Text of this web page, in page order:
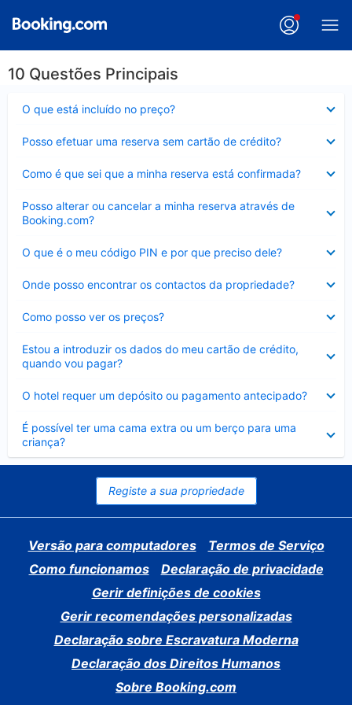
10 Questões Principais
O que está incluído no preço?
fechado
Posso efetuar uma reserva sem cartão de crédito?
fechado
Como é que sei que a minha reserva está confirmada?
fechado
Posso alterar ou cancelar a minha reserva através de
Booking.com?
fechado
O que é o meu código PIN e por que preciso dele?
fechado
Onde posso encontrar os contactos da propriedade?
fechado
Como posso ver os preços?
fechado
Estou a introduzir os dados do meu cartão de crédito,
quando vou pagar?
fechado
O hotel requer um depósito ou pagamento antecipado?
fechado
É possível ter uma cama extra ou um berço para uma
criança?
Elemento
fechado
Registe a sua propriedade
Versão para computadores
Termos de Serviço
Como funcionamos
Declaração de privacidade
Gerir definições de cookies
Gerir recomendações personalizadas
Declaração sobre Escravatura Moderna
Declaração dos Direitos Humanos
Sobre Booking.com